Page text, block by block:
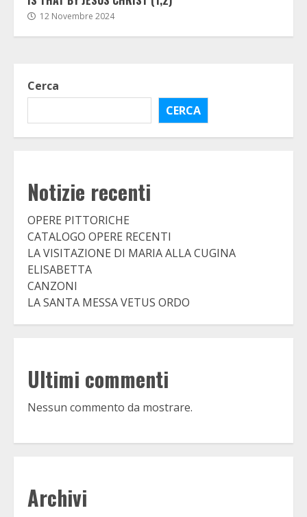
12 Novembre 2024
Cerca
CERCA
Notizie recenti
OPERE PITTORICHE
CATALOGO OPERE RECENTI
LA VISITAZIONE DI MARIA ALLA CUGINA
ELISABETTA
CANZONI
LA SANTA MESSA VETUS ORDO
Ultimi commenti
Nessun commento da mostrare.
Archivi